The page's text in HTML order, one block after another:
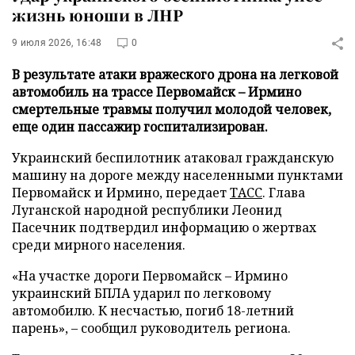
жизнь юноши в ЛНР
9 июля 2026, 16:48 0
В результате атаки вражеского дрона на легковой
автомобиль на трассе Первомайск – Ирмино
смертельные травмы получил молодой человек,
еще один пассажир госпитализирован.
Украинский беспилотник атаковал гражданскую
машину на дороге между населенными пунктами
Первомайск и Ирмино, передаетТАСС. Глава
Луганской народной республики Леонид
Пасечник подтвердил информацию о жертвах
среди мирного населения.
«На участке дороги Первомайск – Ирмино
украинский БПЛА ударил по легковому
автомобилю. К несчастью, погиб 18-летний
парень», – сообщил руководитель региона.